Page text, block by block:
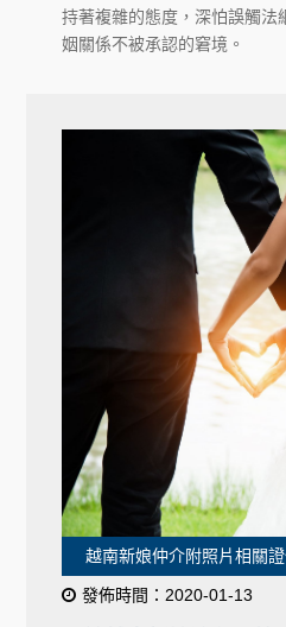
持著複雜的態度，深怕誤觸法
姻關係不被承認的窘境。
越南新娘仲介附照片相關
發佈時間：2020-01-13